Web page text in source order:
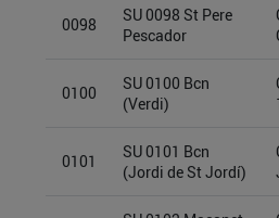
0098
SU 0098 St Pere
Pescador
0100
SU 0100 Bcn
(Verdi)
0101
SU 0101 Bcn
(Jordi de St Jordí)